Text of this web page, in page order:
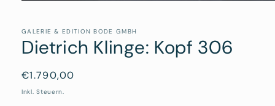
Modal
öffnen
GALERIE & EDITION BODE GMBH
Dietrich Klinge: Kopf 306
Normaler
Preis
€1.790,00
Inkl. Steuern.